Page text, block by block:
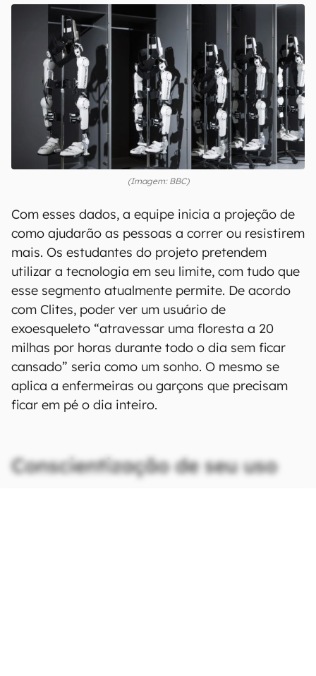
(Imagem: BBC)
Com esses dados, a equipe inicia a projeção de
como ajudarão as pessoas a correr ou resistirem
mais. Os estudantes do projeto pretendem
utilizar a tecnologia em seu limite, com tudo que
esse segmento atualmente permite. De acordo
com Clites, poder ver um usuário de
exoesqueleto “atravessar uma floresta a 20
milhas por horas durante todo o dia sem ficar
cansado” seria como um sonho. O mesmo se
aplica a enfermeiras ou garçons que precisam
ficar em pé o dia inteiro.
Conscientização de seu uso